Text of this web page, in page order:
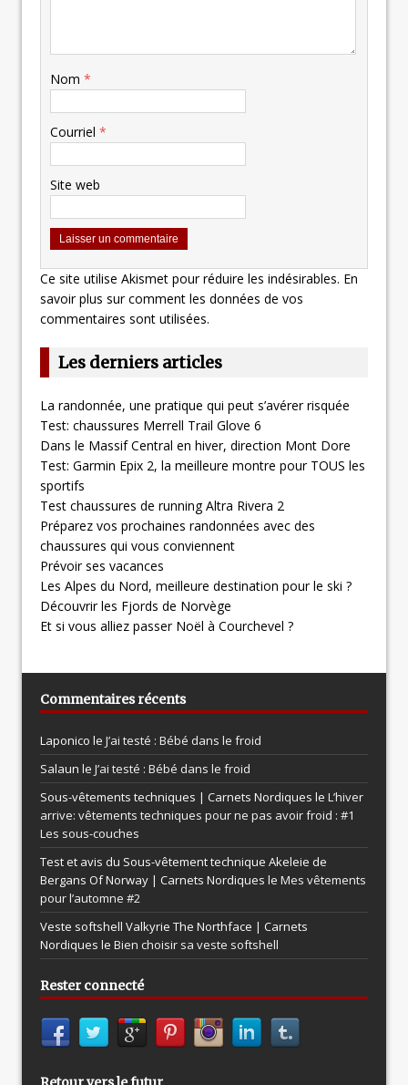
Nom *
Courriel *
Site web
Ce site utilise Akismet pour réduire les indésirables. En
savoir plus sur comment les données de vos
commentaires sont utilisées.
Les derniers articles
La randonnée, une pratique qui peut s’avérer risquée
Test: chaussures Merrell Trail Glove 6
Dans le Massif Central en hiver, direction Mont Dore
Test: Garmin Epix 2, la meilleure montre pour TOUS les
sportifs
Test chaussures de running Altra Rivera 2
Préparez vos prochaines randonnées avec des
chaussures qui vous conviennent
Prévoir ses vacances
Les Alpes du Nord, meilleure destination pour le ski ?
Découvrir les Fjords de Norvège
Et si vous alliez passer Noël à Courchevel ?
Commentaires récents
Laponico le J’ai testé : Bébé dans le froid
Salaun le J’ai testé : Bébé dans le froid
Sous-vêtements techniques | Carnets Nordiques le L’hiver
arrive: vêtements techniques pour ne pas avoir froid : #1
Les sous-couches
Test et avis du Sous-vêtement technique Akeleie de
Bergans Of Norway | Carnets Nordiques le Mes vêtements
pour l’automne #2
Veste softshell Valkyrie The Northface | Carnets
Nordiques le Bien choisir sa veste softshell
Rester connecté